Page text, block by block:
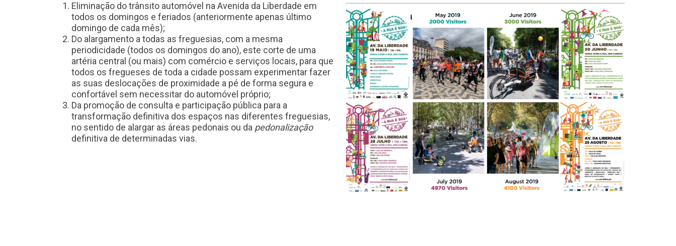
Eliminação do trânsito automóvel na Avenida da Liberdade em
todos os domingos e feriados (anteriormente apenas último
domingo de cada mês);
Do alargamento a todas as freguesias, com a mesma
periodicidade (todos os domingos do ano), este corte de uma
artéria central (ou mais) com comércio e serviços locais, para que
todos os fregueses de toda a cidade possam experimentar fazer
as suas deslocações de proximidade a pé de forma segura e
confortável sem necessitar do automóvel próprio;
Da promoção de consulta e participação pública para a
transformação definitiva dos espaços nas diferentes freguesias,
no sentido de alargar as áreas pedonais ou da pedonalização
definitiva de determinadas vias.